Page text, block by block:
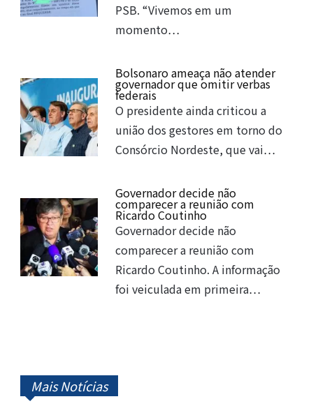
PSB. “Vivemos em um
momento…
Bolsonaro ameaça não atender
governador que omitir verbas
federais
O presidente ainda criticou a
união dos gestores em torno do
Consórcio Nordeste, que vai…
Governador decide não
comparecer a reunião com
Ricardo Coutinho
Governador decide não
comparecer a reunião com
Ricardo Coutinho. A informação
foi veiculada em primeira…
Mais Notícias